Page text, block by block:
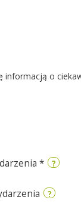
informacją o
* ?
?